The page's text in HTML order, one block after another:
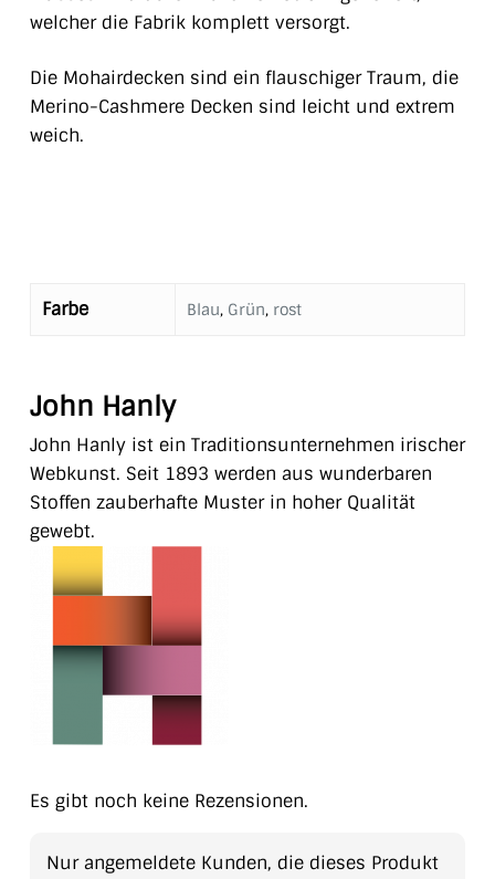
welcher die Fabrik komplett versorgt.
Die Mohairdecken sind ein flauschiger Traum, die
Merino-Cashmere Decken sind leicht und extrem
weich.
Farbe Blau, Grün, rost
John Hanly
John Hanly ist ein Traditionsunternehmen irischer
Webkunst. Seit 1893 werden aus wunderbaren
Stoffen zauberhafte Muster in hoher Qualität
gewebt.
Es gibt noch keine Rezensionen.
Nur angemeldete Kunden, die dieses Produkt